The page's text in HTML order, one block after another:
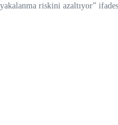
riskini azaltıyor”